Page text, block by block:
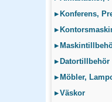
▸ Konferens,
▸
▸
▸ Datortillbehör
▸ Möbler,
▸Väskor